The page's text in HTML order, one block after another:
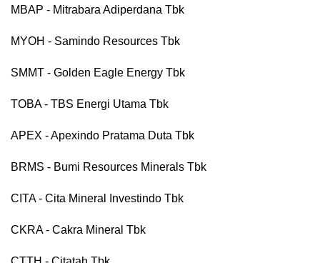
MBAP - Mitrabara Adiperdana Tbk
MYOH - Samindo Resources Tbk
SMMT - Golden Eagle Energy Tbk
TOBA - TBS Energi Utama Tbk
APEX - Apexindo Pratama Duta Tbk
BRMS - Bumi Resources Minerals Tbk
CITA - Cita Mineral Investindo Tbk
CKRA - Cakra Mineral Tbk